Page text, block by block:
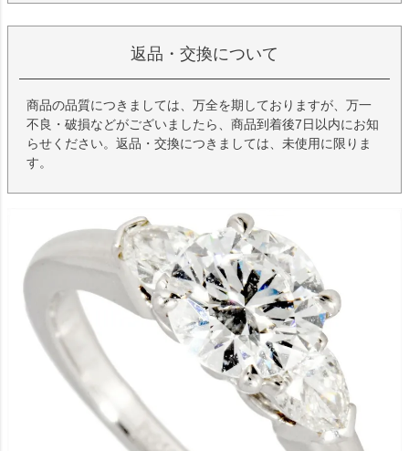
返品・交換について
商品の品質につきましては、万全を期しておりますが、万一
不良・破損などがございましたら、商品到着後7日以内にお知
らせください。返品・交換につきましては、未使用に限りま
す。